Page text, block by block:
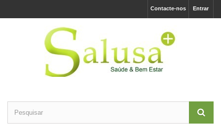
Entrar
Contacte-nos